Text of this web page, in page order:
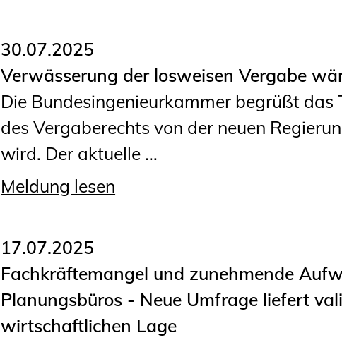
30.07.2025
Verwässerung der losweisen Vergabe
Die Bundesingenieurkammer begrüßt das
des Vergaberechts von der neuen
wird. Der aktuelle ...
Meldung lesen
17.07.2025
Fachkräftemangel und zunehmende
Planungsbüros - Neue Umfrage liefert
wirtschaftlichen Lage